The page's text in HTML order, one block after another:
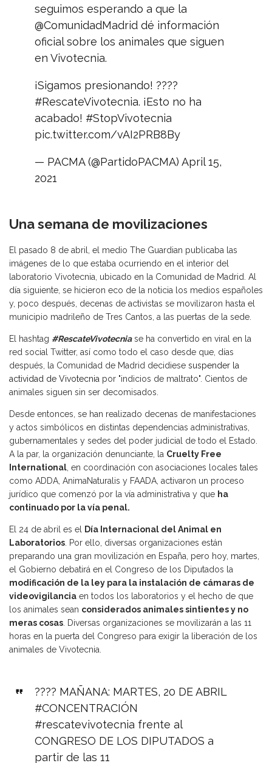
seguimos esperando a que la
@ComunidadMadriddé información
oficial sobre los animales que siguen
en Vivotecnia.
¡Sigamos presionando! ????
#RescateVivotecnia. ¡Esto no ha
acabado! #StopVivotecnia
pic.twitter.com/vAI2PRB8By
— PACMA (@PartidoPACMA) April 15,
2021
Una semana de movilizaciones
El pasado 8 de abril, el medio The Guardian publicaba las
imágenes de lo que estaba ocurriendo en el interior del
laboratorio Vivotecnia, ubicado en la Comunidad de Madrid. Al
día siguiente, se hicieron eco de la noticia los medios españoles
y, poco después, decenas de activistas se movilizaron hasta el
municipio madrileño de Tres Cantos, a las puertas de la sede.
El hashtag #RescateVivotecniase ha convertido en viral en la
red social Twitter, así como todo el caso desde que, días
después, la Comunidad de Madrid decidiese suspender la
actividad de Vivotecnia por "indicios de maltrato". Cientos de
animales siguen sin ser decomisados.
Desde entonces, se han realizado decenas de manifestaciones
y actos simbólicos en distintas dependencias administrativas,
gubernamentales y sedes del poder judicial de todo el Estado.
A la par, la organización denunciante, la Cruelty Free
International, en coordinación con asociaciones locales tales
como ADDA, AnimaNaturalis y FAADA, activaron un proceso
jurídico que comenzó por la vía administrativa y que ha
continuado por la vía penal.
El 24 de abril es el Día Internacional del Animal en
Laboratorios. Por ello, diversas organizaciones están
preparando una gran movilización en España, pero hoy, martes,
el Gobierno debatirá en el Congreso de los Diputados la
modificación de la ley para la instalación de cámaras de
videovigilancia en todos los laboratorios y el hecho de que
los animales sean considerados animales sintientes y no
meras cosas. Diversas organizaciones se movilizarán a las 11
horas en la puerta del Congreso para exigir la liberación de los
animales de Vivotecnia.
???? MAÑANA: MARTES, 20 DE ABRIL
#CONCENTRACIÓN
#rescatevivotecnia frente al
CONGRESO DE LOS DIPUTADOS a
partir de las 11